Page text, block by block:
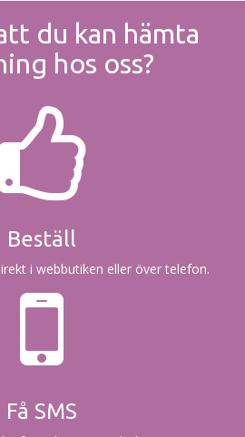
du kan hämta
hos oss?
Beställ
i webbutiken eller över telefon.
Få SMS